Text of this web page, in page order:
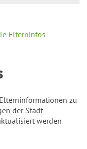
Elterninfos
zu
der Stadt
werden